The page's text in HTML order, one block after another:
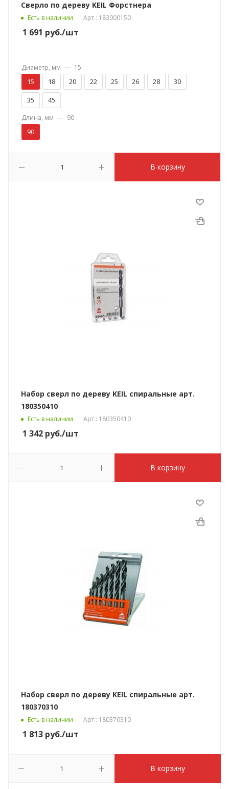
Сверло по дереву KEIL Форстнера
Есть в наличии Арт.: 183000150
1 691 руб./шт
В корзину
Диаметр, мм — 15
15 18 20 22 25 26 28
30
35
45
Длина, мм — 90
90
Набор сверл по дереву KEIL спиральные арт.
180350410
Есть в наличии Арт.: 180350410
1 342 руб./шт
В корзину
Набор сверл по дереву KEIL спиральные арт.
180370310
Есть в наличии Арт.: 180370310
1 813 руб./шт
В корзину